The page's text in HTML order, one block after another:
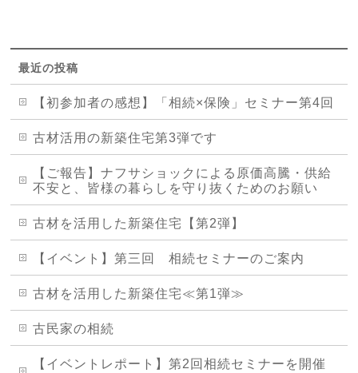
最近の投稿
【初参加者の感想】「相続×保険」セミナー第4回
古材活用の新築住宅第3弾です
【ご報告】ナフサショックによる原価高騰・供給
不安と、皆様の暮らしを守り抜くためのお願い
古材を活用した新築住宅【第2弾】
【イベント】第三回 相続セミナーのご案内
古材を活用した新築住宅≪第1弾≫
古民家の相続
【イベントレポート】第2回相続セミナーを開催